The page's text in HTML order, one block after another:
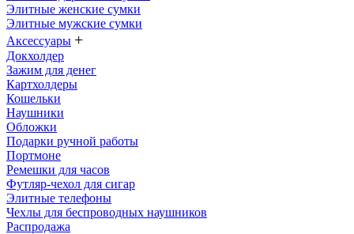
Элитные женские сумки
Элитные мужские сумки
Аксессуары +
Докхолдер
Зажим для денег
Картхолдеры
Кошельки
Наушники
Обложки
Подарки ручной работы
Портмоне
Ремешки для часов
Футляр-чехол для сигар
Элитные телефоны
Чехлы для беспроводных наушников
Распродажа